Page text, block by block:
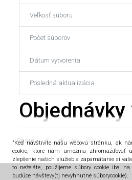
Veľkosť súboru
Počet súborov
Dátum vytvorenia
Posledná aktualizácia
Objednávky
Share
"Keď navštívite našu webovú stránku, ak
cookíe, ktoré nám umožnia
zlepšenie našich služieb a zapamätanie si
to neželáte, použijeme súbory cookie iba
budúce návštevy(tj nevyhnutné súborycookie).